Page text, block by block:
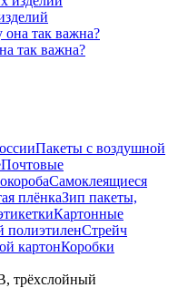
так важна?
Пакеты с воздушной
Почтовые
Самоклеящиеся
плёнкаЗип пакеты,
Картонные
полиэтиленСтрейч
картонКоробки
трёхслойный